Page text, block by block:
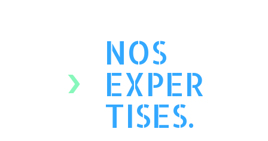
NOS
EXPER
TISES.